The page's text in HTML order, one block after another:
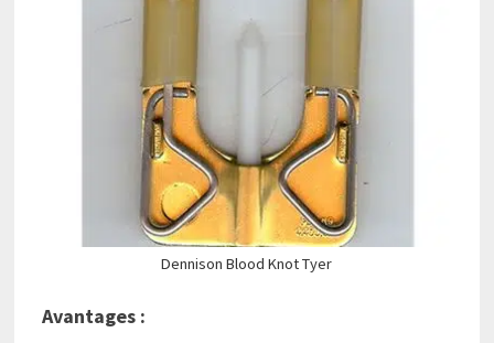
Dennison Blood Knot Tyer
Avantages :